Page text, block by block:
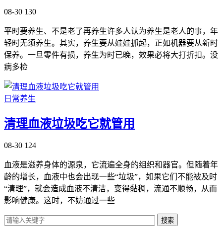
08-30 130
平时要养生、不是老了再养生许多人认为养生是老人的事，年
轻时无须养生。其实，养生要从娃娃抓起，正如机器要从新时
保养。一旦零件有损，养生为时已晚，效果必将大打折扣。没
病多检
日常养生
清理血液垃圾吃它就管用
08-30 124
血液是滋养身体的源泉，它流遍全身的组织和器官。但随着年
龄的增长，血液中也会出现一些“垃圾”，如果它们不能被及时
“清理”，就会造成血液不清洁，变得黏稠，流通不顺畅，从而
影响健康。这时，不妨通过一些
搜索